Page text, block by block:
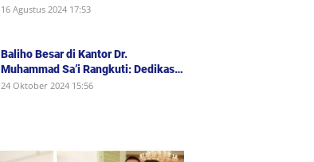
Artinya untuk Pilkada 2024?
16 Agustus 2024 17:53
Baliho Besar di Kantor Dr.
Muhammad Sa’i Rangkuti: Dedikasi
Advokasi Hukum dan Dukungan
24 Oktober 2024 15:56